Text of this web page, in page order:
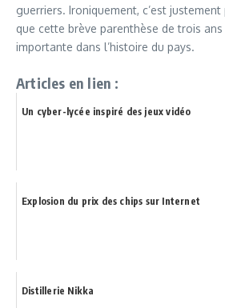
guerriers. Ironiquement, c’est justement
que cette brève parenthèse de trois
importante dans l’histoire du pays.
Articles en lien :
Un cyber-lycée inspiré des jeux vidéo
Explosion du prix des chips sur Internet
Distillerie Nikka